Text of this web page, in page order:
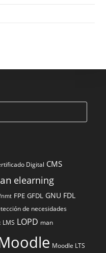
Digital CMS
elearning
FPE GFDL GNU FDL
de necesidades
LMS LOPD man
Moodle LTS